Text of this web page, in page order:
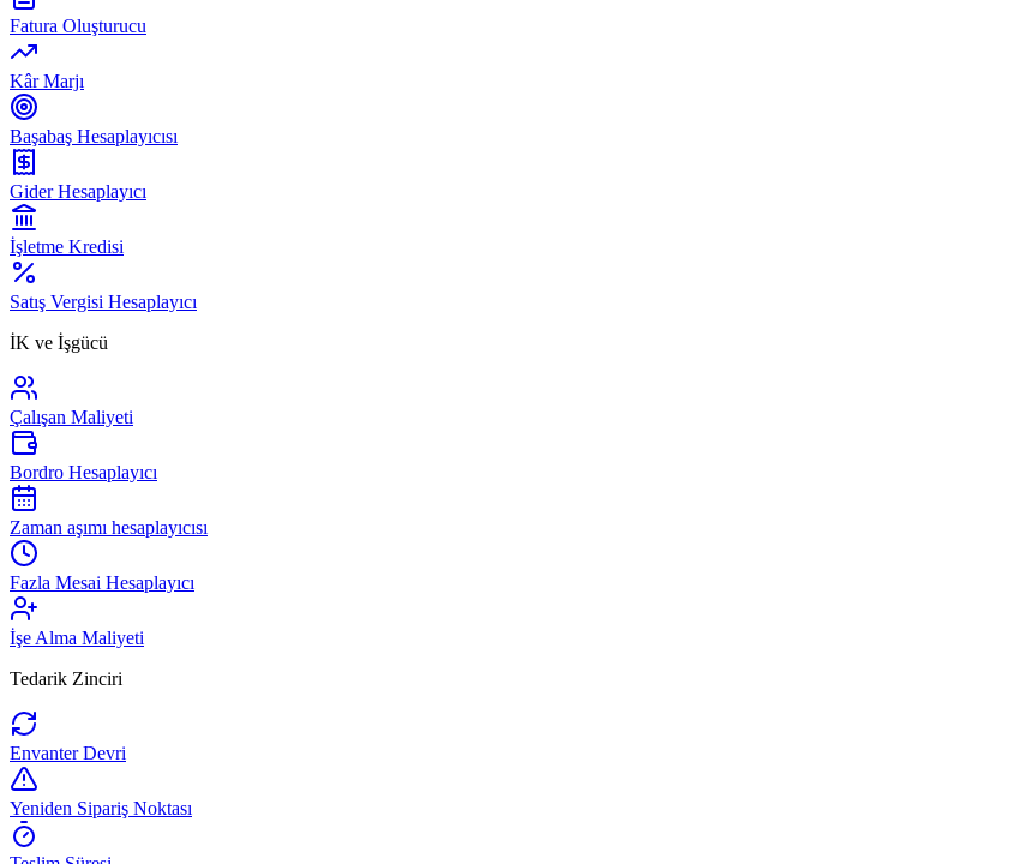
Fatura Oluşturucu
Kâr Marjı
Başabaş Hesaplayıcısı
Gider Hesaplayıcı
İşletme Kredisi
Satış Vergisi Hesaplayıcı
İK ve İşgücü
Çalışan Maliyeti
Bordro Hesaplayıcı
Zaman aşımı hesaplayıcısı
Fazla Mesai Hesaplayıcı
İşe Alma Maliyeti
Tedarik Zinciri
Envanter Devri
Yeniden Sipariş Noktası